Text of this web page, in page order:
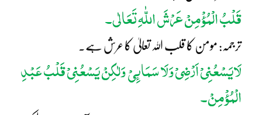
قَلْبُ الْمُؤْمِنْ عَرْشَ اللّٰہِ تَعَالٰی۔
ترجمہ: مومن کا قلب اللہ تعالیٰ کا عرش ہے۔
لَایَسْعُنِیْ اَرْضِیْ وَلَا سَمَائِیْ وَلٰکِنْ یَسْعُنِیْ قَلْبُ عَبْدِ
الْمُؤْمِنْ۔